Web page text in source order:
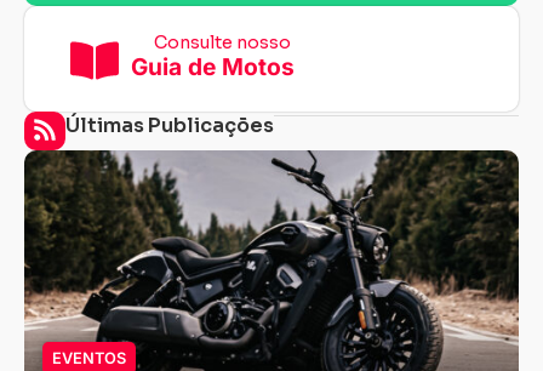
Consulte nosso
Guia de Motos
Últimas Publicações
EVENTOS